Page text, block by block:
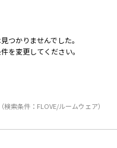
つかりませんでした。
を変更してください。
（検索条件：FLOVE/ルームウェア）